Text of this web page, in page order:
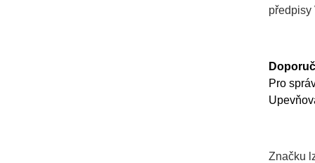
předpisy
Pro
Značku